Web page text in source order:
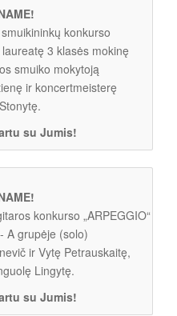
konkurso
laureatę 3 klasės mokinę
smuiko mokytoją
ir koncertmeisterę
su Jumis!
konkurso „ARPEGGIO“
A grupėje (solo)
ir Vytę Petrauskaitę,
Lingytę.
su Jumis!